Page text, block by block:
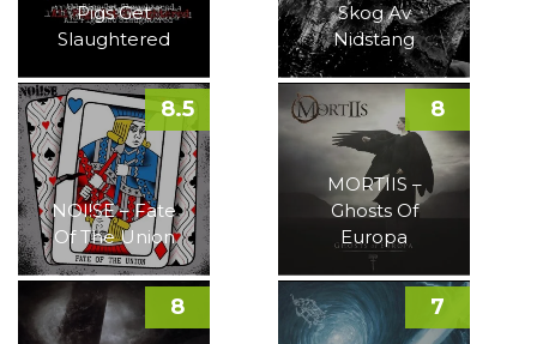
Pigs Get
Slaughtered
Skog Av
Nidstang
NOI!SE – Fate
Of The Union
8.5
MORTIIS –
Ghosts Of
Europa
8
8 7